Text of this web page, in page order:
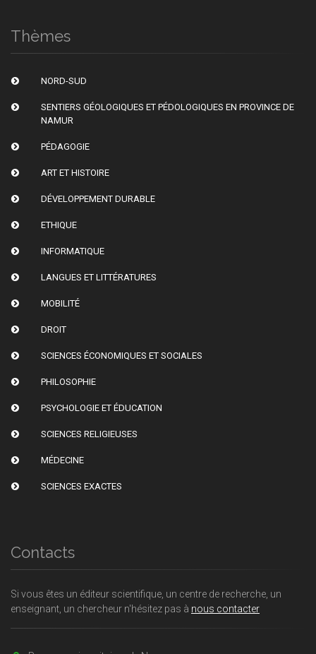
Thèmes
NORD-SUD
SENTIERS GÉOLOGIQUES ET PÉDOLOGIQUES EN PROVINCE DE
NAMUR
PÉDAGOGIE
ART ET HISTOIRE
DÉVELOPPEMENT DURABLE
ETHIQUE
INFORMATIQUE
LANGUES ET LITTÉRATURES
MOBILITÉ
DROIT
SCIENCES ÉCONOMIQUES ET SOCIALES
PHILOSOPHIE
PSYCHOLOGIE ET ÉDUCATION
SCIENCES RELIGIEUSES
MÉDECINE
SCIENCES EXACTES
Contacts
Si vous êtes un éditeur scientifique, un centre de recherche, un
enseignant, un chercheur n'hésitez pas à nous contacter